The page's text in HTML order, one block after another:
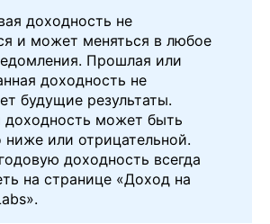
доходность не
и может меняться в любое
Прошлая или
доходность не
будущие результаты.
доходность может быть
ниже или отрицательной.
доходность всегда
на странице «Доход на